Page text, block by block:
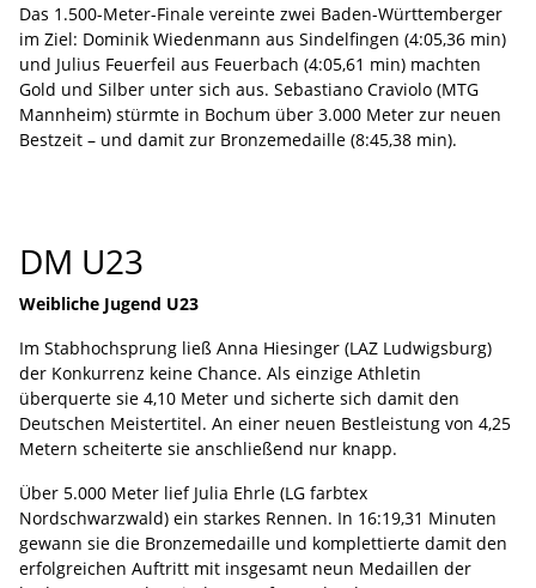
Das 1.500-Meter-Finale vereinte zwei Baden-Württemberger
im Ziel: Dominik Wiedenmann aus Sindelfingen (4:05,36 min)
und Julius Feuerfeil aus Feuerbach (4:05,61 min) machten
Gold und Silber unter sich aus. Sebastiano Craviolo (MTG
Mannheim) stürmte in Bochum über 3.000 Meter zur neuen
Bestzeit – und damit zur Bronzemedaille (8:45,38 min).
DM U23
Weibliche Jugend U23
Im Stabhochsprung ließ Anna Hiesinger (LAZ Ludwigsburg)
der Konkurrenz keine Chance. Als einzige Athletin
überquerte sie 4,10 Meter und sicherte sich damit den
Deutschen Meistertitel. An einer neuen Bestleistung von 4,25
Metern scheiterte sie anschließend nur knapp.
Über 5.000 Meter lief Julia Ehrle (LG farbtex
Nordschwarzwald) ein starkes Rennen. In 16:19,31 Minuten
gewann sie die Bronzemedaille und komplettierte damit den
erfolgreichen Auftritt mit insgesamt neun Medaillen der